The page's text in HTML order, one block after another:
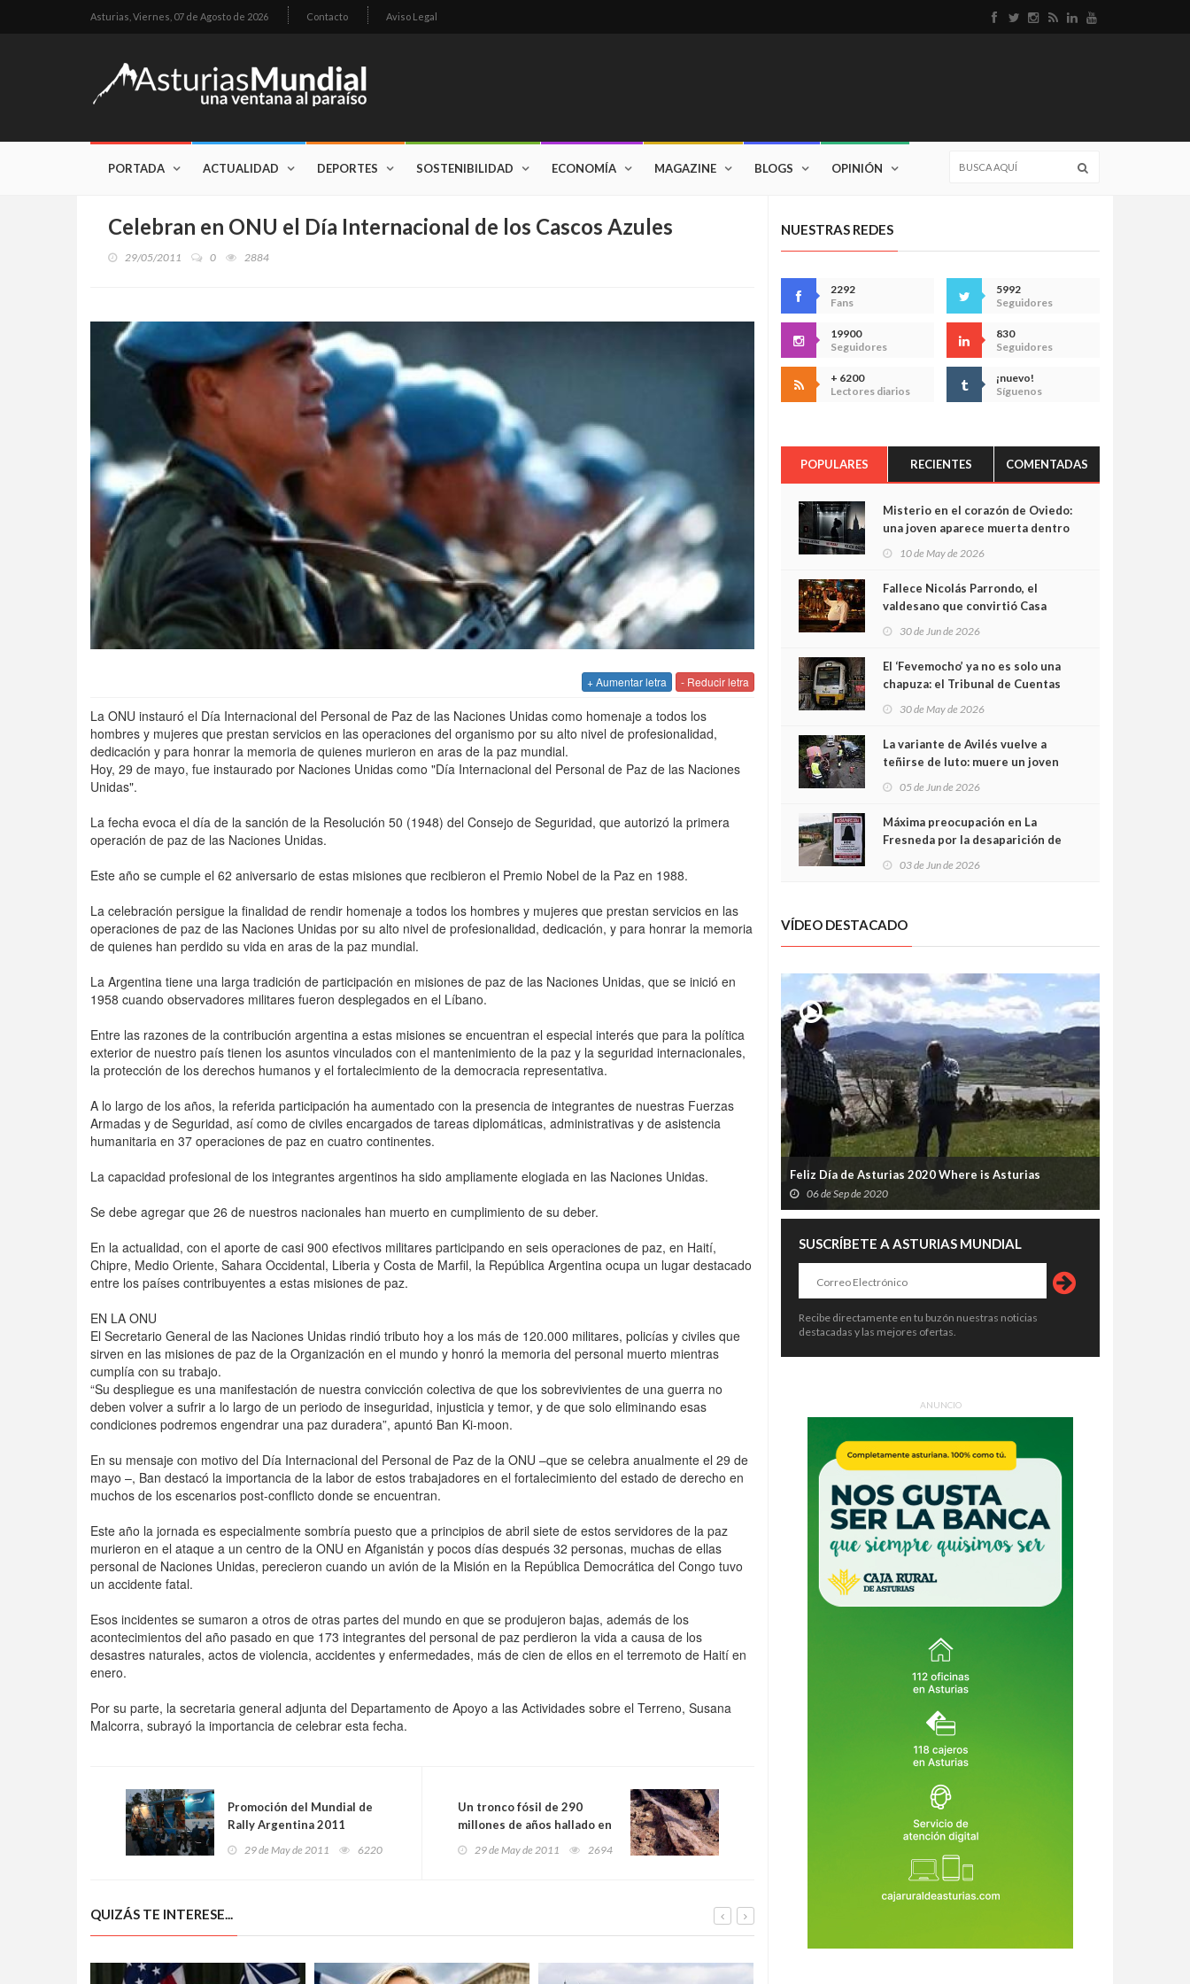
Asturias, Viernes, 07 de Agosto de 2026 Contacto Aviso Legal
PORTADA ACTUALIDAD DEPORTES SOSTENIBILIDAD ECONOMÍA MAGAZINE BLOGS OPINIÓN
Celebran en ONU el Día Internacional de los Cascos Azules
29/05/2011 0 2884
+ Aumentar letra - Reducir letra
La ONU instauró el Día Internacional del Personal de Paz de las Naciones Unidas como homenaje a todos los
hombres y mujeres que prestan servicios en las operaciones del organismo por su alto nivel de profesionalidad,
dedicación y para honrar la memoria de quienes murieron en aras de la paz mundial.
Hoy, 29 de mayo, fue instaurado por Naciones Unidas como "Día Internacional del Personal de Paz de las Naciones
Unidas".
La fecha evoca el día de la sanción de la Resolución 50 (1948) del Consejo de Seguridad, que autorizó la primera
operación de paz de las Naciones Unidas.
Este año se cumple el 62 aniversario de estas misiones que recibieron el Premio Nobel de la Paz en 1988.
La celebración persigue la finalidad de rendir homenaje a todos los hombres y mujeres que prestan servicios en las
operaciones de paz de las Naciones Unidas por su alto nivel de profesionalidad, dedicación, y para honrar la memoria
de quienes han perdido su vida en aras de la paz mundial.
La Argentina tiene una larga tradición de participación en misiones de paz de las Naciones Unidas, que se inició en
1958 cuando observadores militares fueron desplegados en el Líbano.
Entre las razones de la contribución argentina a estas misiones se encuentran el especial interés que para la política
exterior de nuestro país tienen los asuntos vinculados con el mantenimiento de la paz y la seguridad internacionales,
la protección de los derechos humanos y el fortalecimiento de la democracia representativa.
A lo largo de los años, la referida participación ha aumentado con la presencia de integrantes de nuestras Fuerzas
Armadas y de Seguridad, así como de civiles encargados de tareas diplomáticas, administrativas y de asistencia
humanitaria en 37 operaciones de paz en cuatro continentes.
La capacidad profesional de los integrantes argentinos ha sido ampliamente elogiada en las Naciones Unidas.
Se debe agregar que 26 de nuestros nacionales han muerto en cumplimiento de su deber.
En la actualidad, con el aporte de casi 900 efectivos militares participando en seis operaciones de paz, en Haití,
Chipre, Medio Oriente, Sahara Occidental, Liberia y Costa de Marfil, la República Argentina ocupa un lugar destacado
entre los países contribuyentes a estas misiones de paz.
EN LA ONU
El Secretario General de las Naciones Unidas rindió tributo hoy a los más de 120.000 militares, policías y civiles que
sirven en las misiones de paz de la Organización en el mundo y honró la memoria del personal muerto mientras
cumplía con su trabajo.
“Su despliegue es una manifestación de nuestra convicción colectiva de que los sobrevivientes de una guerra no
deben volver a sufrir a lo largo de un periodo de inseguridad, injusticia y temor, y de que solo eliminando esas
condiciones podremos engendrar una paz duradera”, apuntó Ban Ki-moon.
En su mensaje con motivo del Día Internacional del Personal de Paz de la ONU –que se celebra anualmente el 29 de
mayo –, Ban destacó la importancia de la labor de estos trabajadores en el fortalecimiento del estado de derecho en
muchos de los escenarios post-conflicto donde se encuentran.
Este año la jornada es especialmente sombría puesto que a principios de abril siete de estos servidores de la paz
murieron en el ataque a un centro de la ONU en Afganistán y pocos días después 32 personas, muchas de ellas
personal de Naciones Unidas, perecieron cuando un avión de la Misión en la República Democrática del Congo tuvo
un accidente fatal.
Esos incidentes se sumaron a otros de otras partes del mundo en que se produjeron bajas, además de los
acontecimientos del año pasado en que 173 integrantes del personal de paz perdieron la vida a causa de los
desastres naturales, actos de violencia, accidentes y enfermedades, más de cien de ellos en el terremoto de Haití en
enero.
Por su parte, la secretaria general adjunta del Departamento de Apoyo a las Actividades sobre el Terreno, Susana
Malcorra, subrayó la importancia de celebrar esta fecha.
Promoción del Mundial de
Rally Argentina 2011
29 de May de 2011 6220
Un tronco fósil de 290
millones de años hallado en
la Sierra Norte de Sevilla
29 de May de 2011 2694
QUIZÁS TE INTERESE...
NUESTRAS REDES
2292
Fans
5992
Seguidores
19900
Seguidores
830
Seguidores
+ 6200
Lectores diarios
¡nuevo!
Síguenos
POPULARES RECIENTES COMENTADAS
Misterio en el corazón de Oviedo:
una joven aparece muerta dentro
cámaras captan sus últimos
minutos
10 de May de 2026
Fallece Nicolás Parrondo, el
valdesano que convirtió Casa
30 de Jun de 2026
El ‘Fevemocho’ ya no es solo una
chapuza: el Tribunal de Cuentas
sobrecoste de los trenes que no
cabían por los túneles
30 de May de 2026
La variante de Avilés vuelve a
teñirse de luto: muere un joven
05 de Jun de 2026
Máxima preocupación en La
Fresneda por la desaparición de
03 de Jun de 2026
VÍDEO DESTACADO
Feliz Día de Asturias 2020 Where is Asturias
06 de Sep de 2020
SUSCRÍBETE A ASTURIAS MUNDIAL
Recibe directamente en tu buzón nuestras noticias
destacadas y las mejores ofertas.
ANUNCIO